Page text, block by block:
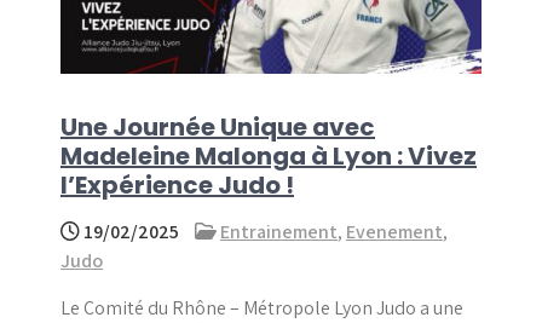
Une Journée Unique avec
Madeleine Malonga à Lyon : Vivez
l’Expérience Judo !
19/02/2025 Entrainement, Evenement,
Judo
Le Comité du Rhône – Métropole Lyon Judo a une